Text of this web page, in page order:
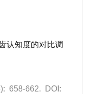
): 658-662. DOI: